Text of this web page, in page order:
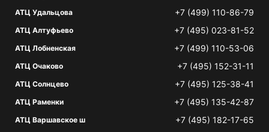
АТЦ Удальцова +7 (499) 110-86-79
АТЦ Алтуфьево +7 (495) 023-81-52
АТЦ Лобненская +7 (499) 110-53-06
АТЦ Очаково +7 (495) 152-31-11
АТЦ Солнцево +7 (495) 125-38-41
АТЦ Раменки +7 (495) 135-42-87
АТЦ Варшавское ш +7 (495) 182-17-65